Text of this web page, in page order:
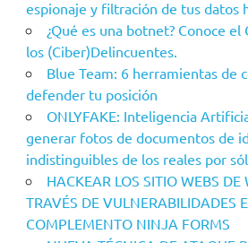
espionaje y filtración de tus datos
¿Qué es una botnet? Conoce
los (Ciber)Delincuentes.
Blue Team: 6 herramientas de
defender tu posición
ONLYFAKE: Inteligencia
generar fotos de documentos de
indistinguibles de los reales por
HACKEAR LOS SITIO WEBS DE
TRAVÉS DE VULNERABILIDADES
COMPLEMENTO NINJA FORMS